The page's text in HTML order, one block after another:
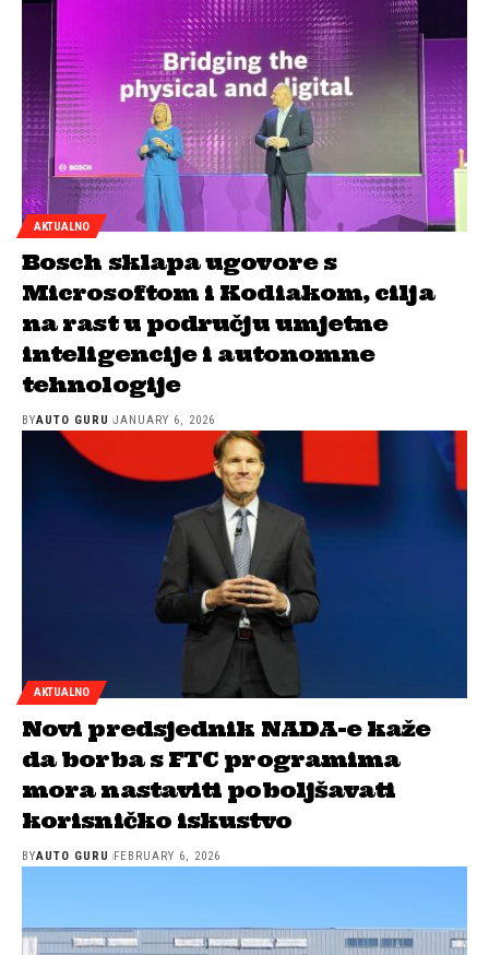
AKTUALNO
Bosch sklapa ugovore s
Microsoftom i Kodiakom, cilja
na rast u području umjetne
inteligencije i autonomne
tehnologije
BYAUTO GURU JANUARY 6, 2026
AKTUALNO
Novi predsjednik NADA-e kaže
da borba s FTC programima
mora nastaviti poboljšavati
korisničko iskustvo
BYAUTO GURU FEBRUARY 6, 2026